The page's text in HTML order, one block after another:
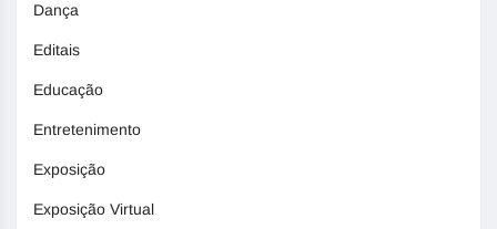
Dança
Editais
Educação
Entretenimento
Exposição
Exposição Virtual